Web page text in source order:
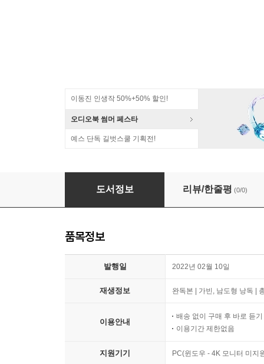
이동진 인생작 50%+50% 할인!
오디오북 썸머 페스타
예스 단독 길벗스쿨 기획전!
할머니와 봄의 정원
도서정보 리뷰/한줄평 (0/0)
품목정보
발행일 2022년 02월 10일
재생정보 완독본 | 가빈, 남도형 낭독 |
이용안내
배송 없이 구매 후 바로 듣기
이용기간 제한없음
지원기기 PC(윈도우 - 4K 모니터 미지